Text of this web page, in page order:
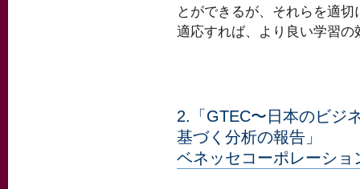
とができるが、それらを適
適応すれば、より良い学習
2.「GTEC〜日本のビジ
基づく分析の報告」
ベネッセコーポレーシ